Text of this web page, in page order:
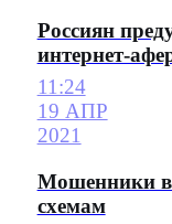
Россиян
интернет-
11:24
19 АПР
2021
Мошенники
схемам